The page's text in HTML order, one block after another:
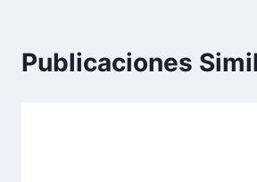
Publicaciones